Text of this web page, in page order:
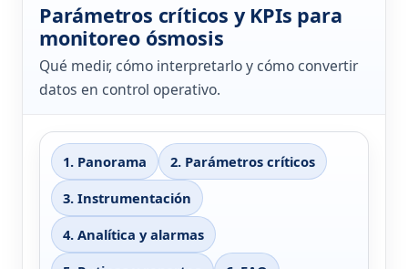
Parámetros críticos y KPIs para
monitoreo ósmosis
Qué medir, cómo interpretarlo y cómo convertir
datos en control operativo.
1. Panorama
2. Parámetros críticos
3. Instrumentación
4. Analítica y alarmas